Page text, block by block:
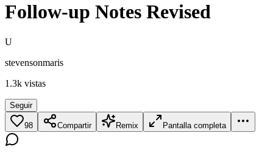
Follow-up Notes Revised
U
stevensonmaris
1.3k vistas
Seguir
98 Compartir Remix Pantalla completa